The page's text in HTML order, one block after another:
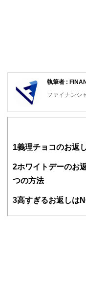
執筆者 :
ファイナンシ
FinancialField
知識がない方
得者を中心に
験者で構成さ
FinancialField
ドバイザー、
1義理チョコのお返
2ホワイトデーのお
つの方法
3高すぎるお返しは